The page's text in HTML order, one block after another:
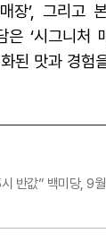
장’, 그리고
‘시그니처
된 맛과 경험
반값” 백미당, 9